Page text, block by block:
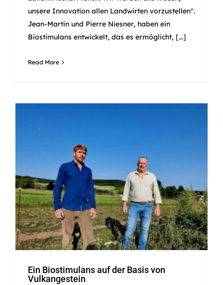
unsere Innovation allen Landwirten vorzustellen".
Jean-Martin und Pierre Niesner, haben ein
Biostimulans entwickelt, das es ermöglicht, [...]
Read More
Ein Biostimulans auf der Basis
von Vulkangestein
Ein Biostimulans auf der Basis von
Vulkangestein